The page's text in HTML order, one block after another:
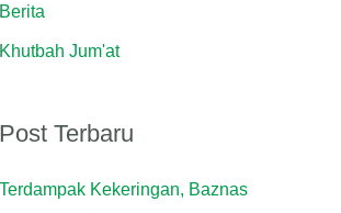
Berita
Khutbah Jum'at
Post Terbaru
Terdampak Kekeringan, Baznas